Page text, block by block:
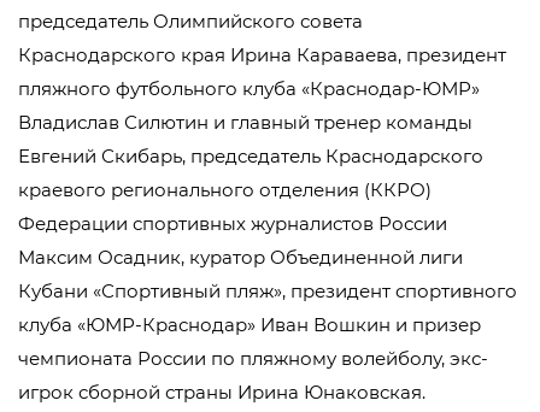
председатель Олимпийского совета
Краснодарского края Ирина Караваева, президент
пляжного футбольного клуба «Краснодар-ЮМР»
Владислав Силютин и главный тренер команды
Евгений Скибарь, председатель Краснодарского
краевого регионального отделения (ККРО)
Федерации спортивных журналистов России
Максим Осадник, куратор Объединенной лиги
Кубани «Спортивный пляж», президент спортивного
клуба «ЮМР-Краснодар» Иван Вошкин и призер
чемпионата России по пляжному волейболу, экс-
игрок сборной страны Ирина Юнаковская.